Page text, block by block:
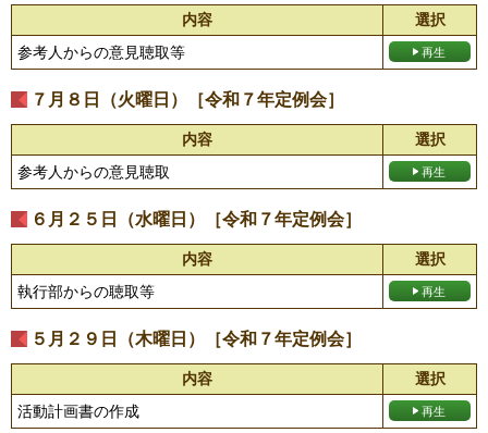
内容
選択
参考人からの意見聴取等
７月８日（火曜日）［令和７年定例会］
内容
選択
参考人からの意見聴取
６月２５日（水曜日）［令和７年定例会］
内容
選択
執行部からの聴取等
５月２９日（木曜日）［令和７年定例会］
内容
選択
活動計画書の作成